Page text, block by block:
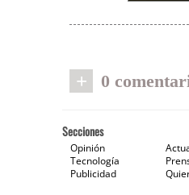
+ 0
Secciones
Opinión
Tecnología
Publicidad